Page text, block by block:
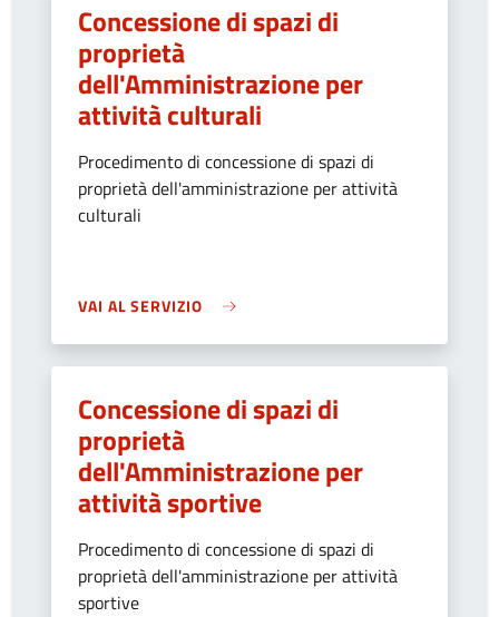
Concessione di spazi di
proprietà
dell'Amministrazione per
attività culturali
Procedimento di concessione di spazi di
proprietà dell'amministrazione per attività
culturali
VAI AL SERVIZIO
Concessione di spazi di
proprietà
dell'Amministrazione per
attività sportive
Procedimento di concessione di spazi di
proprietà dell'amministrazione per attività
sportive